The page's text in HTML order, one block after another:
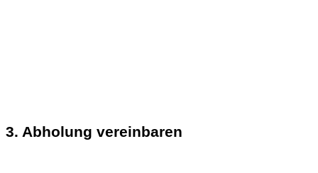
3. Abholung vereinbaren